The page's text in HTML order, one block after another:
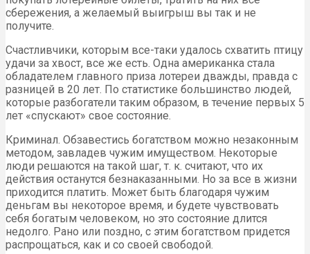
сбережения, а желаемый выигрыш вы так и не
получите.
Счастливчики, которым все-таки удалось схватить птицу
удачи за хвост, все же есть. Одна американка стала
обладателем главного приза лотереи дважды, правда с
разницей в 20 лет. По статистике большинство людей,
которые разбогатели таким образом, в течение первых 5
лет «спускают» свое состояние.
Криминал. Обзавестись богатством можно незаконным
методом, завладев чужим имуществом. Некоторые
люди решаются на такой шаг, т. к. считают, что их
действия останутся безнаказанными. Но за все в жизни
приходится платить. Может быть благодаря чужим
деньгам вы некоторое время, и будете чувствовать
себя богатым человеком, но это состояние длится
недолго. Рано или поздно, с этим богатством придется
распрощаться, как и со своей свободой.